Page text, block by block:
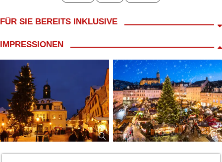
FÜR SIE BEREITS INKLUSIVE
Besuch auf dem jeweiligen Weihnachtsmarkt
ca. 2,5h Freizeit in Annaberg
ca. 2,5h Freizeit in Schwarzenberg
IMPRESSIONEN